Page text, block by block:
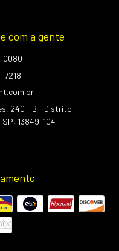
com a gente
0080
7218
240 - B - Distrito
13849-104